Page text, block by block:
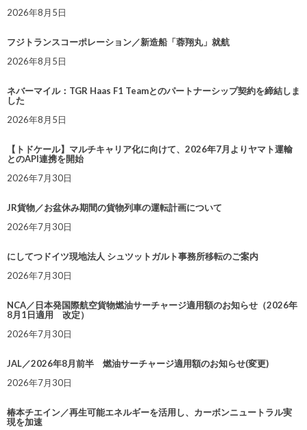
2026年8月5日
フジトランスコーポレーション／新造船「蓉翔丸」就航
2026年8月5日
ネバーマイル：TGR Haas F1 Teamとのパートナーシップ契約を締結しま
した
2026年8月5日
【トドケール】マルチキャリア化に向けて、2026年7月よりヤマト運輸
とのAPI連携を開始
2026年7月30日
JR貨物／お盆休み期間の貨物列車の運転計画について
2026年7月30日
にしてつドイツ現地法人 シュツットガルト事務所移転のご案内
2026年7月30日
NCA／日本発国際航空貨物燃油サーチャージ適用額のお知らせ（2026年
8月1日適用 改定）
2026年7月30日
JAL／2026年8月前半 燃油サーチャージ適用額のお知らせ(変更)
2026年7月30日
椿本チエイン／再生可能エネルギーを活用し、カーボンニュートラル実
現を加速